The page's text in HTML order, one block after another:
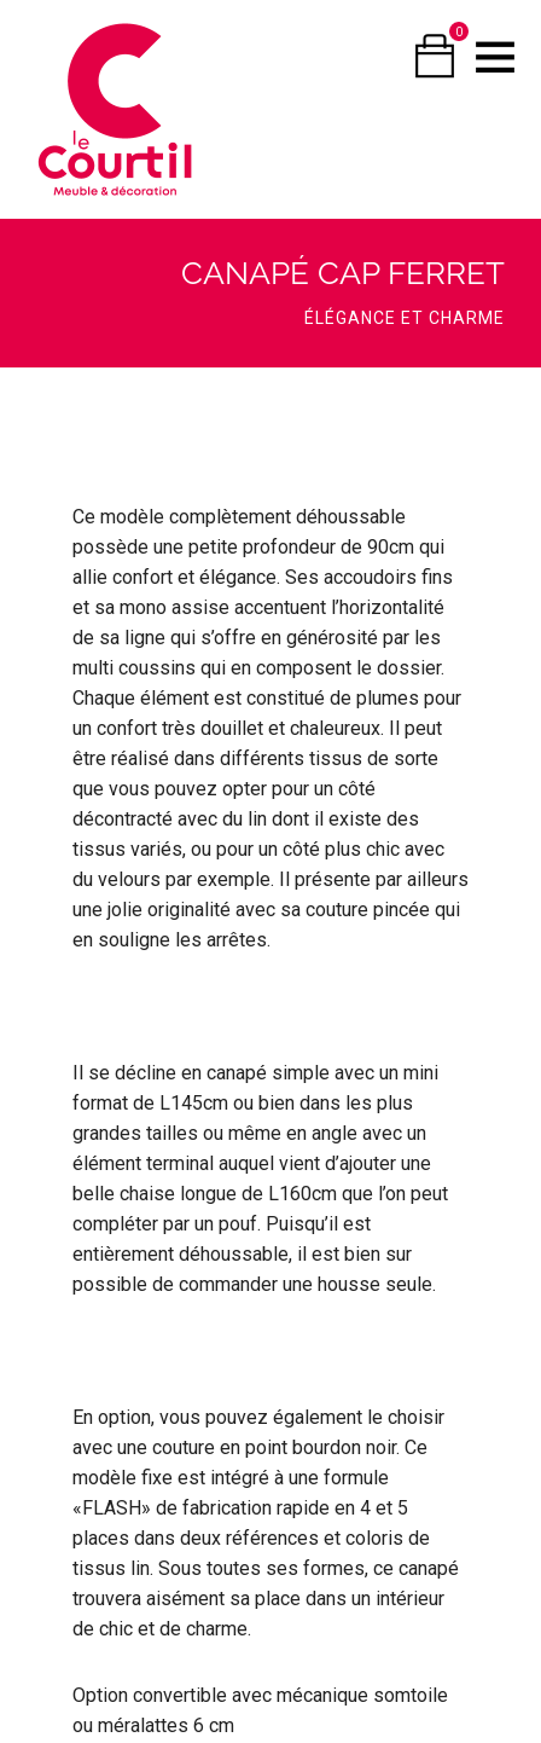
0
CANAPÉ CAP FERRET
ÉLÉGANCE ET CHARME
Ce modèle complètement déhoussable
possède une petite profondeur de 90cm qui
allie confort et élégance. Ses accoudoirs fins
et sa mono assise accentuent l’horizontalité
de sa ligne qui s’offre en générosité par les
multi coussins qui en composent le dossier.
Chaque élément est constitué de plumes pour
un confort très douillet et chaleureux. Il peut
être réalisé dans différents tissus de sorte
que vous pouvez opter pour un côté
décontracté avec du lin dont il existe des
tissus variés, ou pour un côté plus chic avec
du velours par exemple. Il présente par ailleurs
une jolie originalité avec sa couture pincée qui
en souligne les arrêtes.
Il se décline en canapé simple avec un mini
format de L145cm ou bien dans les plus
grandes tailles ou même en angle avec un
élément terminal auquel vient d’ajouter une
belle chaise longue de L160cm que l’on peut
compléter par un pouf. Puisqu’il est
entièrement déhoussable, il est bien sur
possible de commander une housse seule.
En option, vous pouvez également le choisir
avec une couture en point bourdon noir. Ce
modèle fixe est intégré à une formule
«FLASH» de fabrication rapide en 4 et 5
places dans deux références et coloris de
tissus lin. Sous toutes ses formes, ce canapé
trouvera aisément sa place dans un intérieur
de chic et de charme.
Option convertible avec mécanique somtoile
ou méralattes 6 cm